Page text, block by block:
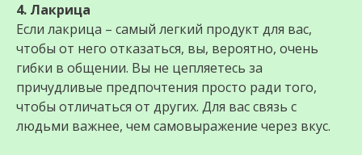
4. Лакрица
Если лакрица – самый легкий продукт для вас,
чтобы от него отказаться, вы, вероятно, очень
гибки в общении. Вы не цепляетесь за
причудливые предпочтения просто ради того,
чтобы отличаться от других. Для вас связь с
людьми важнее, чем самовыражение через вкус.